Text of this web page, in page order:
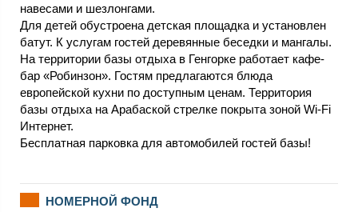
навесами и шезлонгами.
Для детей обустроена детская площадка и установлен
батут. К услугам гостей деревянные беседки и мангалы.
На территории базы отдыха в Генгорке работает кафе-
бар «Робинзон». Гостям предлагаются блюда
европейской кухни по доступным ценам. Территория
базы отдыха на Арабаской стрелке покрыта зоной Wi-Fi
Интернет.
Бесплатная парковка для автомобилей гостей базы!
НОМЕРНОЙ ФОНД